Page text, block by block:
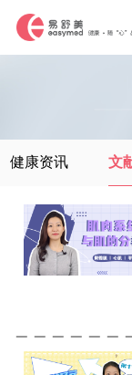
健康资讯 文